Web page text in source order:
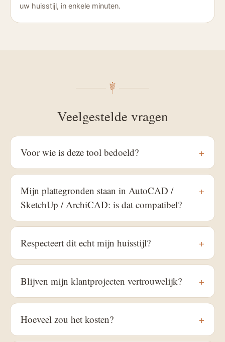
uw huisstijl, in enkele minuten.
Veelgestelde vragen
Voor wie is deze tool bedoeld? +
Mijn plattegronden staan in AutoCAD /
SketchUp / ArchiCAD: is dat compatibel?
+
Respecteert dit echt mijn huisstijl? +
Blijven mijn klantprojecten vertrouwelijk? +
Hoeveel zou het kosten? +